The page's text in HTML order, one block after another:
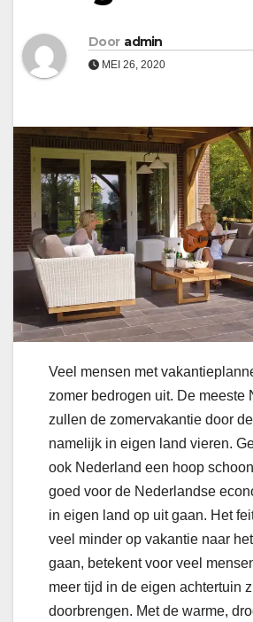
Door admin
MEI 26, 2020
Veel mensen met
zomer bedrogen uit. De meeste
zullen de zomervakantie door
namelijk in eigen land vieren.
ook Nederland een hoop
goed voor de Nederlandse
in eigen land op uit gaan. Het
veel minder op vakantie naar
gaan, betekent voor veel
meer tijd in de eigen achtertuin
doorbrengen. Met de warme,